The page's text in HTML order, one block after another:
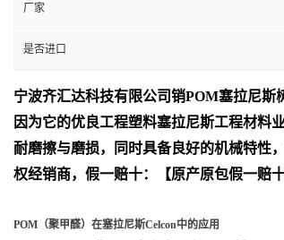
厂家
是否进口
宁波齐汇达科技有限公司销POM塞拉尼斯
因为它的优良工程塑料塞拉尼斯工程材料
耐磨擦与磨损，同时具备良好的机械特性
权经销商，假一赔十：【原产原包假一赔
POM（聚甲醛）在塞拉尼斯Celcon中的应用